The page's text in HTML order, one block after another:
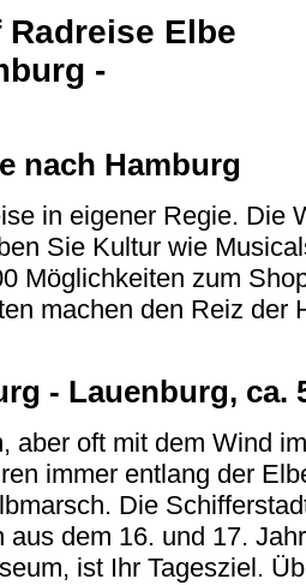
Elbe
-
nach Hamburg
in eigener Regie. Die
Sie Kultur wie
Möglichkeiten zum
machen den Reiz der
- Lauenburg, ca.
aber oft mit dem Wind
immer entlang der
Die
aus dem 16. und 17.
ist Ihr Tagesziel.